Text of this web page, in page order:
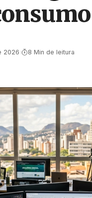
2026 8 Min de leitura